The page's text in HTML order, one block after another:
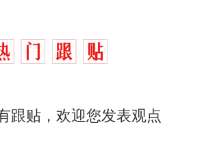
跟贴，欢迎您发表观点